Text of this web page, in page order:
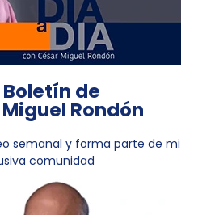
Boletín de
Rondón
semanal y forma parte de mi
comunidad